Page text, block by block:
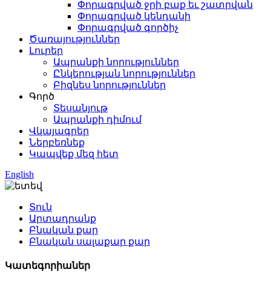
Փորագրված ջրի բաք եւ շատրվան
Փորագրված կենդանի
Փորագրված գործիչ
Ծառայություններ
Լուրեր
Ապրանքի նորություններ
Ընկերության նորություններ
Բիզնես նորություններ
Գործ
Տեսանյութ
Ապրանքի դիմում
Վկայագրեր
Ներբեռնեք
Կապվեք մեզ հետ
English
Տուն
Արտադրանք
Բնական քար
Բնական սալաքար քար
Կատեգորիաներ